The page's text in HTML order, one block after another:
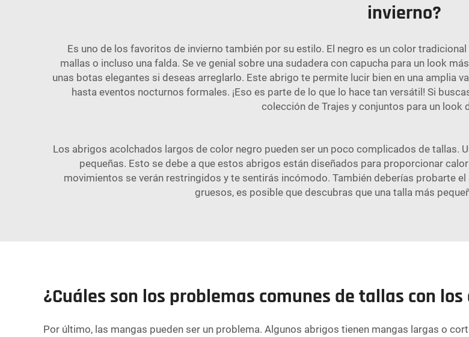
invierno?
Es uno de los favoritos de invierno también por su estilo. El negro es un color
mallas o incluso una falda. Se ve genial sobre una sudadera con capucha para un look
unas botas elegantes si deseas arreglarlo. Este abrigo te permite lucir bien en una amplia
hasta eventos nocturnos formales. ¡Eso es parte de lo que lo hace tan versátil! Si
colección de Trajes y conjuntos para un look
Los abrigos acolchados largos de color negro pueden ser un poco complicados de tallas.
pequeñas. Esto se debe a que estos abrigos están diseñados para proporcionar
movimientos se verán restringidos y te sentirás incómodo. También deberías probarte
gruesos, es posible que descubras que una talla más
¿Cuáles son los problemas comunes de tallas con
Por último, las mangas pueden ser un problema. Algunos abrigos tienen mangas largas o